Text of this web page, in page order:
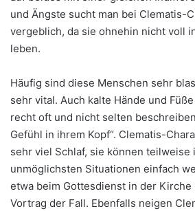
und Ängste sucht man bei Clematis-
vergeblich, da sie ohnehin nicht voll
leben.
Häufig sind diese Menschen sehr
sehr vital. Auch kalte Hände und
recht oft und nicht selten
Gefühl in ihrem Kopf“. Clematis-
sehr viel Schlaf, sie können teilweise
unmöglichsten Situationen einfach
etwa beim Gottesdienst in der Kirche
Vortrag der Fall. Ebenfalls neigen